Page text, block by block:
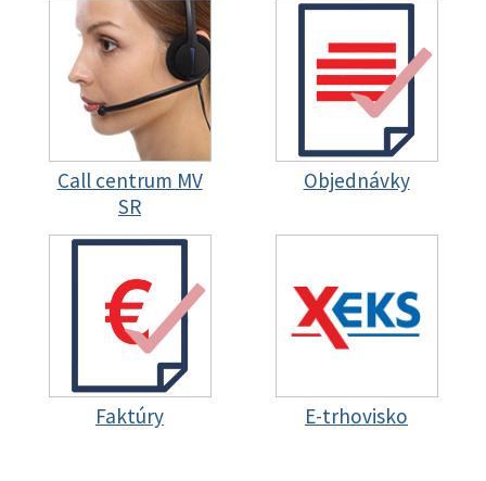
Call centrum MV
SR
Objednávky
Faktúry E-trhovisko